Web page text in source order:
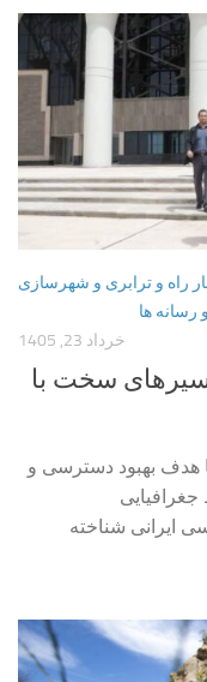
راه و ترابری و شهرسازی
رسانه ها
خرداد 23, 1405
سخت با
با هدف بهبود دسترسی و
ایرانی شناخته